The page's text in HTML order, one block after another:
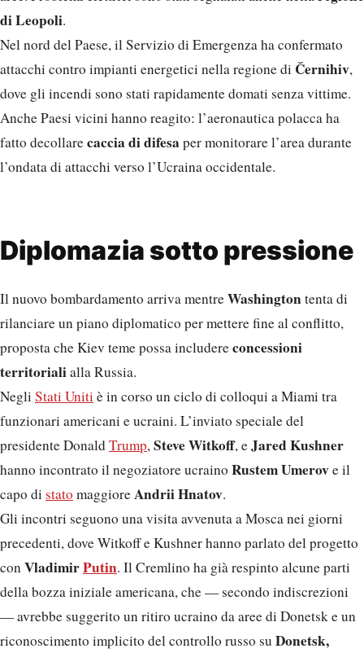
di Leopoli.
Nel nord del Paese, il Servizio di Emergenza ha confermato
attacchi contro impianti energetici nella regione di Černihiv,
dove gli incendi sono stati rapidamente domati senza vittime.
Anche Paesi vicini hanno reagito: l’aeronautica polacca ha
fatto decollarecaccia di difesa per monitorare l’area durante
l’ondata di attacchi verso l’Ucraina occidentale.
Diplomazia sotto pressione
Il nuovo bombardamento arriva mentreWashingtontenta di
rilanciare un piano diplomatico per mettere fine al conflitto,
proposta che Kiev teme possa includereconcessioni
territorialialla Russia.
Negli Stati Uniti è in corso un ciclo di colloqui a Miami tra
funzionari americani e ucraini. L’inviato speciale del
presidente DonaldTrump,Steve Witkoff, eJared Kushner
hanno incontrato il negoziatore ucraino Rustem Umerove il
capo di stato maggioreAndrii Hnatov.
Gli incontri seguono una visita avvenuta a Mosca nei giorni
precedenti, dove Witkoff e Kushner hanno parlato del progetto
conVladimirPutin. Il Cremlino ha già respinto alcune parti
della bozza iniziale americana, che — secondo indiscrezioni
— avrebbe suggerito un ritiro ucraino da aree di Donetsk e un
riconoscimento implicito del controllo russo su Donetsk,